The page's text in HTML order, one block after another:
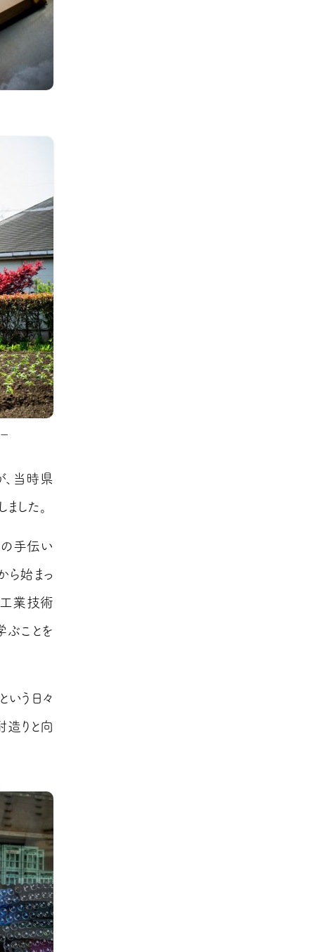
当時県
した。
手伝い
ら始まっ
業技術
ことを
う日々
りと向